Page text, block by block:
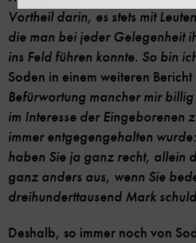
Vortheil darin, es stets mit
die man bei jeder Gelegenheit
ins Feld führen konnte. So bin
Soden in einem weiteren Bericht
Befürwortung mancher mir
im Interesse der Eingeborenen
immer entgegengehalten
haben Sie ja ganz recht, allein
ganz anders aus, wenn Sie
dreihunderttausend Mark
Deshalb, so immer noch von